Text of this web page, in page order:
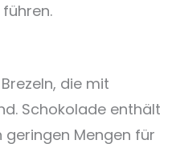
die mit
Schokolade enthält
geringen Mengen für